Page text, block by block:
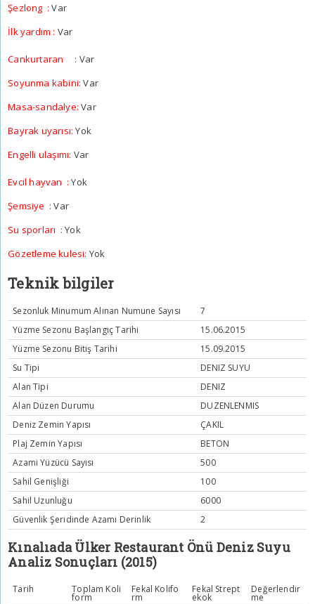
Şezlong : Var
İlk yardım : Var
Cankurtaran : Var
Soyunma kabini: Var
Masa-sandalye: Var
Bayrak uyarısı: Yok
Engelli ulaşımı: Var
Evcil hayvan : Yok
Şemsiye : Var
Su sporları : Yok
Gözetleme kulesi: Yok
Teknik bilgiler
Sezonluk Minumum Alınan Numune Sayısı
7
Yüzme Sezonu Başlangıç Tarihi
15.06.2015
Yüzme Sezonu Bitiş Tarihi
15.09.2015
Su Tipi
DENIZ SUYU
Alan Tipi
DENIZ
Alan Düzen Durumu
DUZENLENMIS
Deniz Zemin Yapısı
ÇAKIL
Plaj Zemin Yapısı
BETON
Azami Yüzücü Sayısı
500
Sahil Genişliği
100
Sahil Uzunluğu
6000
Güvenlik Şeridinde Azami Derinlik
2
Kınalıada Ülker Restaurant Önü Deniz Suyu
Analiz Sonuçları (2015)
Tarih Toplam Koli
form
Fekal Kolifo
rm
Fekal Strept
ekok
Değerlendir
me